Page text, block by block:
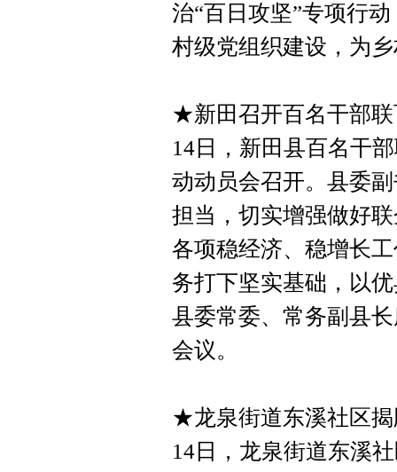
治“百日攻坚”专项行
村级党组织建设，为
★新田召开百名干部
14日，新田县百名干
动动员会召开。县委
担当，切实增强做好
各项稳经济、稳增长
务打下坚实基础，以
县委常委、常务副县
会议。
★龙泉街道东溪社区揭
14日，龙泉街道东溪